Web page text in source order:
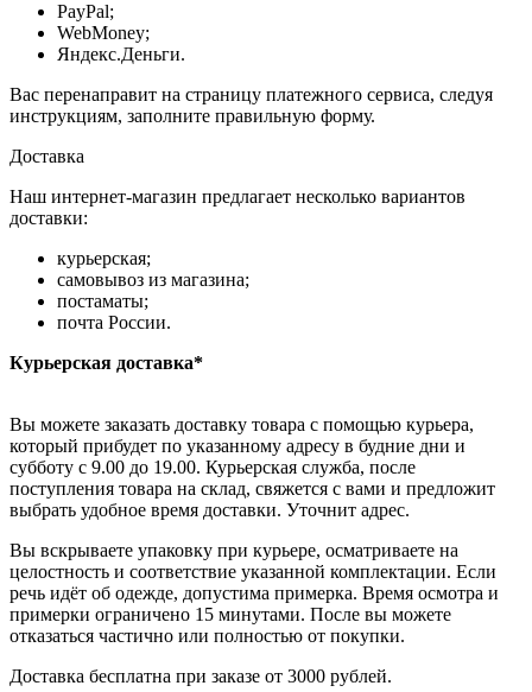
PayPal;
WebMoney;
Яндекс.Деньги.
Вас перенаправит на страницу платежного сервиса, следуя
инструкциям, заполните правильную форму.
Доставка
Наш интернет-магазин предлагает несколько вариантов
доставки:
курьерская;
самовывоз из магазина;
постаматы;
почта России.
Курьерская доставка*
Вы можете заказать доставку товара с помощью курьера,
который прибудет по указанному адресу в будние дни и
субботу с 9.00 до 19.00. Курьерская служба, после
поступления товара на склад, свяжется с вами и предложит
выбрать удобное время доставки. Уточнит адрес.
Вы вскрываете упаковку при курьере, осматриваете на
целостность и соответствие указанной комплектации. Если
речь идёт об одежде, допустима примерка. Время осмотра и
примерки ограничено 15 минутами. После вы можете
отказаться частично или полностью от покупки.
Доставка бесплатна при заказе от 3000 рублей.